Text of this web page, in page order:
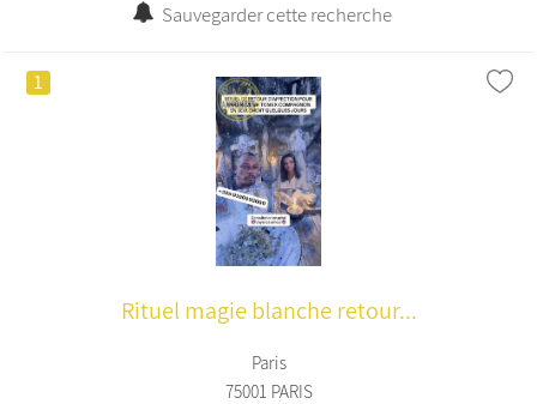
Sauvegarder cette recherche
1
Rituel magie blanche retour...
Paris
75001 PARIS